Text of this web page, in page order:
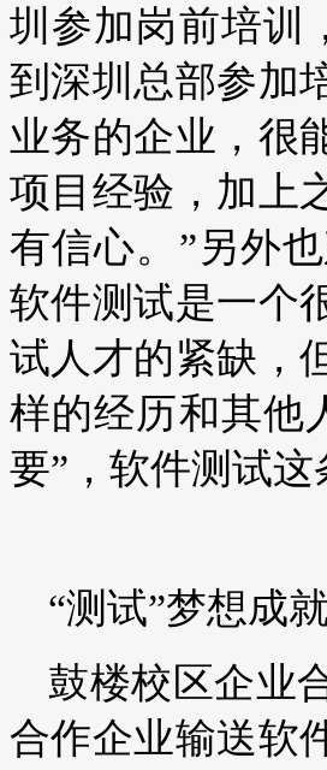
圳参加岗前培训
到深圳总部参加
业务的企业，很
项目经验，加上
有信心。”另外
软件测试是一个
试人才的紧缺，
样的经历和其他
要”，软件测试
“测试”梦想成
鼓楼校区企业
合作企业输送软